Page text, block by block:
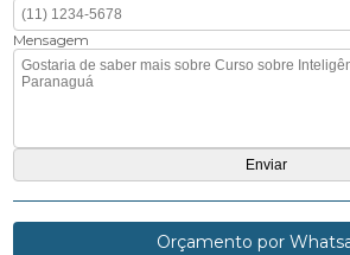
Mensagem
Orçamento por